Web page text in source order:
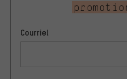
Courriel